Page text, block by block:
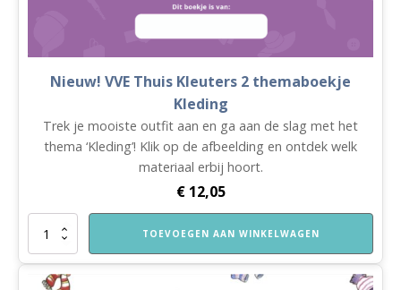
Nieuw! VVE Thuis Kleuters 2 themaboekje
Kleding
Trek je mooiste outfit aan en ga aan de slag met het
thema ‘Kleding’! Klik op de afbeelding en ontdek welk
materiaal erbij hoort.
€12,05
Nieuw!
Thuis
Kleuters
TOEVOEGEN AAN WINKELWAGEN